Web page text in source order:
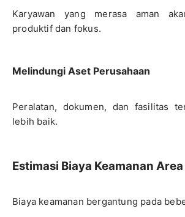
Karyawan yang merasa aman
produktif dan fokus.
Melindungi Aset Perusahaan
Peralatan, dokumen, dan fasilitas
lebih baik.
Estimasi Biaya Keamanan
Biaya keamanan bergantung pada